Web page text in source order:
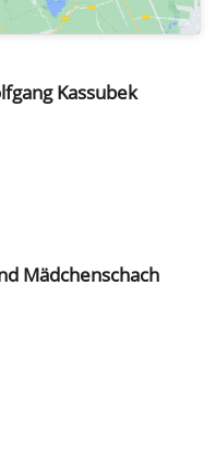
Kassubek
Mädchenschach